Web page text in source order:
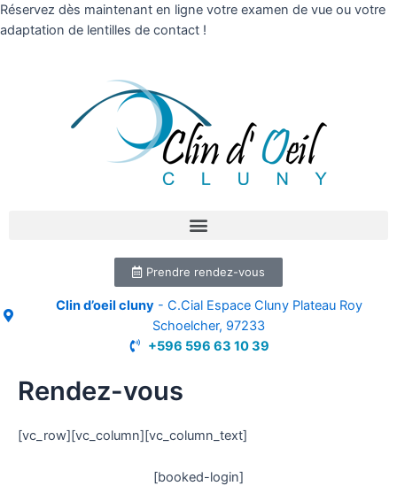
Réservez dès maintenant en ligne votre examen de vue ou votre
adaptation de lentilles de contact !
Prendre rendez-vous
Clin d’oeil cluny- C.Cial Espace Cluny Plateau Roy
Schoelcher, 97233
+596 596 63 10 39
Rendez-vous
[vc_row][vc_column][vc_column_text]
[booked-login]